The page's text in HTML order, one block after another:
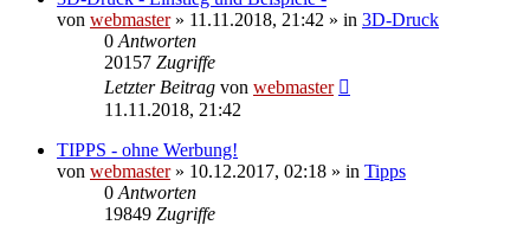
von webmaster» 11.11.2018, 21:42 » in 3D-Druck
0 Antworten
20157 Zugriffe
Letzter Beitrag von webmaster
11.11.2018, 21:42
TIPPS - ohne Werbung!
von webmaster» 10.12.2017, 02:18 » in Tipps
0 Antworten
19849 Zugriffe